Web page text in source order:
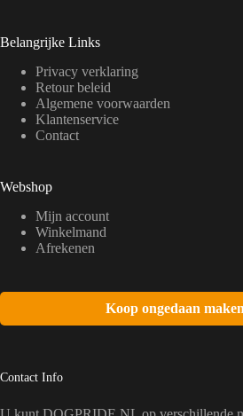
Belangrijke Links
Privacy verklaring
Retour beleid
Algemene voorwaarden
Klantenservice
Contact
Webshop
Mijn account
Winkelmand
Afrekenen
Koop ongedaan maken
Contact Info